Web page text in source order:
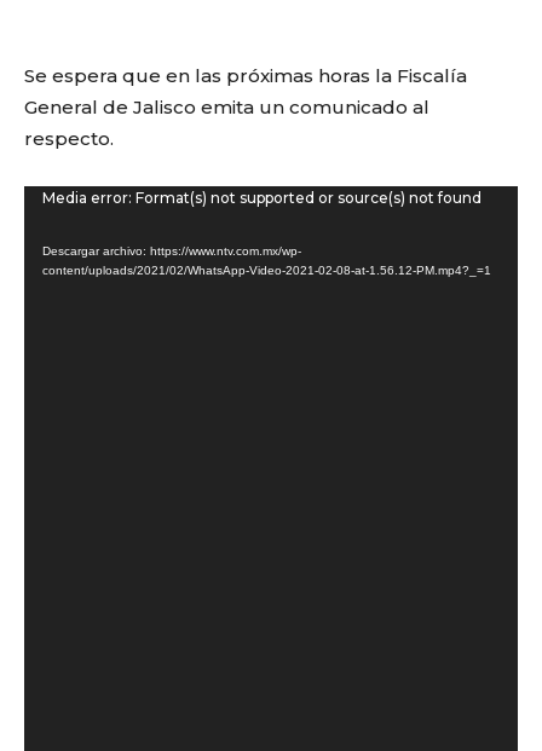
Se espera que en las próximas horas la Fiscalía
General de Jalisco emita un comunicado al
respecto.
Reproductor
vídeo
Media error: Format(s) not supported or source(s) not found
Descargar archivo: https://www.ntv.com.mx/wp-
content/uploads/2021/02/WhatsApp-Video-2021-02-08-at-1.56.12-PM.mp4?_=1